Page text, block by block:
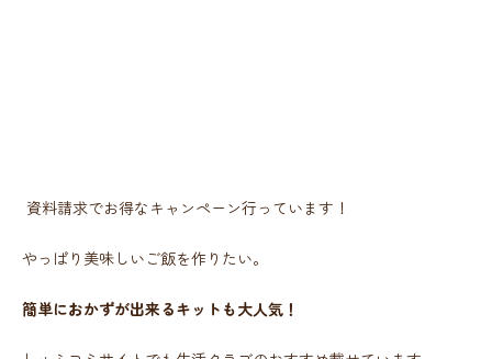
資料請求でお得なキャンペーン行っています！
やっぱり美味しいご飯を作りたい。
簡単におかずが出来るキットも大人気！